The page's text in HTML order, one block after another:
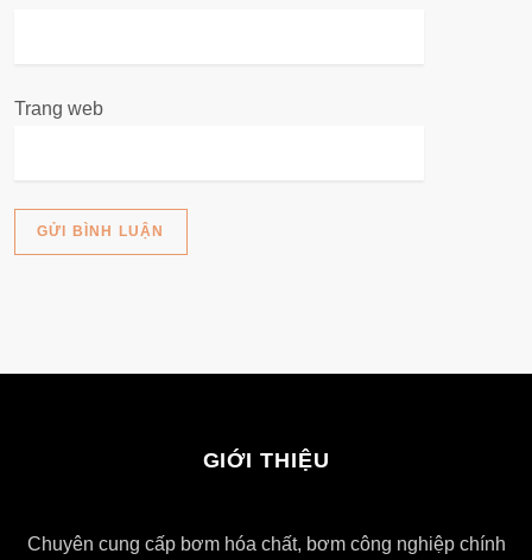
Trang web
GIỚI THIỆU
Chuyên cung cấp bơm hóa chất, bơm công nghiệp chính